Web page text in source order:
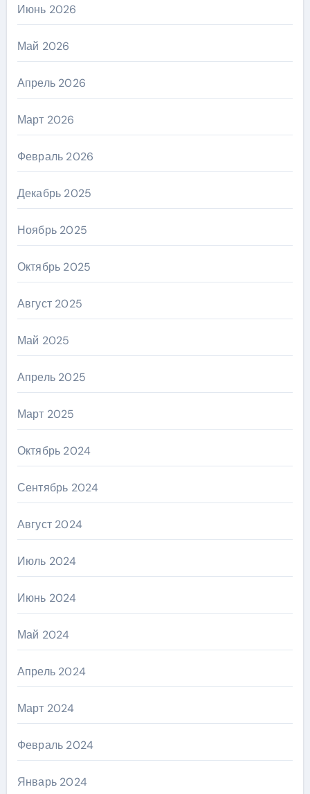
Июнь 2026
Май 2026
Апрель 2026
Март 2026
Февраль 2026
Декабрь 2025
Ноябрь 2025
Октябрь 2025
Август 2025
Май 2025
Апрель 2025
Март 2025
Октябрь 2024
Сентябрь 2024
Август 2024
Июль 2024
Июнь 2024
Май 2024
Апрель 2024
Март 2024
Февраль 2024
Январь 2024